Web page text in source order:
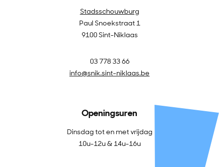
Stadsschouwburg
Paul Snoekstraat 1
9100 Sint-Niklaas
03 778 33 66
info@snik.sint-niklaas.be
Openingsuren
Dinsdag tot en met vrijdag
10u-12u & 14u-16u